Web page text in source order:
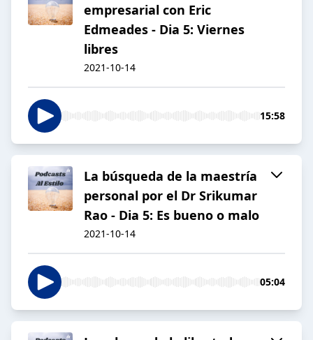
empresarial con Eric
Edmeades - Dia 5: Viernes
libres
2021-10-14
15:58
La búsqueda de la maestría
personal por el Dr Srikumar
Rao - Dia 5: Es bueno o malo
2021-10-14
05:04